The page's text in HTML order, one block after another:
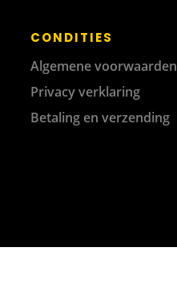
CONDITIES
Algemene voorwaarden
Privacy verklaring
Betaling en verzending